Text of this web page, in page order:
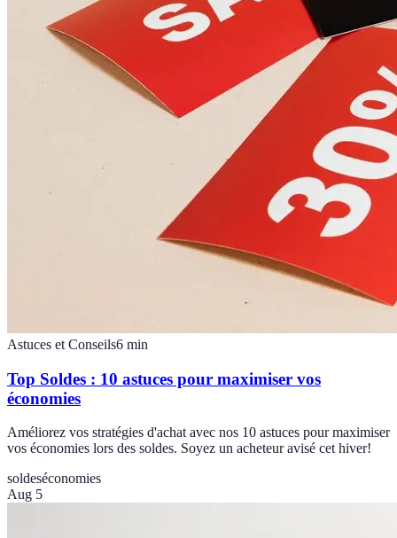
Astuces et Conseils6 min
Top Soldes : 10 astuces pour maximiser vos
économies
Améliorez vos stratégies d'achat avec nos 10 astuces pour maximiser
vos économies lors des soldes. Soyez un acheteur avisé cet hiver!
soldeséconomies
Aug 5